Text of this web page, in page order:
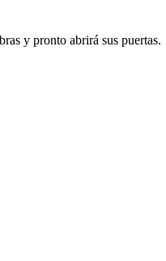
y pronto abrirá sus puertas.